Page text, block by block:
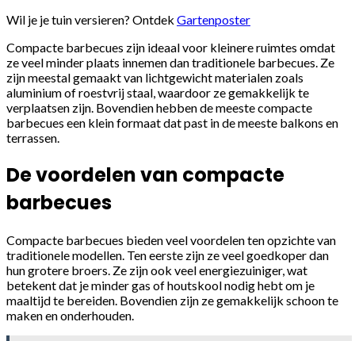
Wil je je tuin versieren? Ontdek Gartenposter
Compacte barbecues zijn ideaal voor kleinere ruimtes omdat
ze veel minder plaats innemen dan traditionele barbecues. Ze
zijn meestal gemaakt van lichtgewicht materialen zoals
aluminium of roestvrij staal, waardoor ze gemakkelijk te
verplaatsen zijn. Bovendien hebben de meeste compacte
barbecues een klein formaat dat past in de meeste balkons en
terrassen.
De voordelen van compacte
barbecues
Compacte barbecues bieden veel voordelen ten opzichte van
traditionele modellen. Ten eerste zijn ze veel goedkoper dan
hun grotere broers. Ze zijn ook veel energiezuiniger, wat
betekent dat je minder gas of houtskool nodig hebt om je
maaltijd te bereiden. Bovendien zijn ze gemakkelijk schoon te
maken en onderhouden.